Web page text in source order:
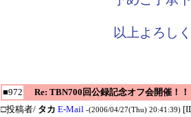
以上よろし
■972 Re: TBN700回公録記念オフ会開催！！
□投稿者/ タカ E-Mail -(2006/04/27(Thu) 20:41:39)